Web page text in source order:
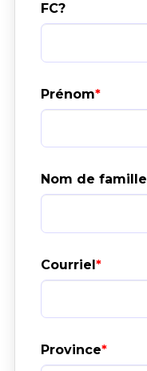
FC?
Prénom
Nom de famille
Courriel
Province